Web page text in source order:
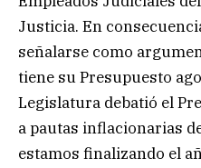
Justicia. En
señalarse como
tiene su Presupuesto
Legislatura debatió el
a pautas inflacionarias
estamos finalizando el